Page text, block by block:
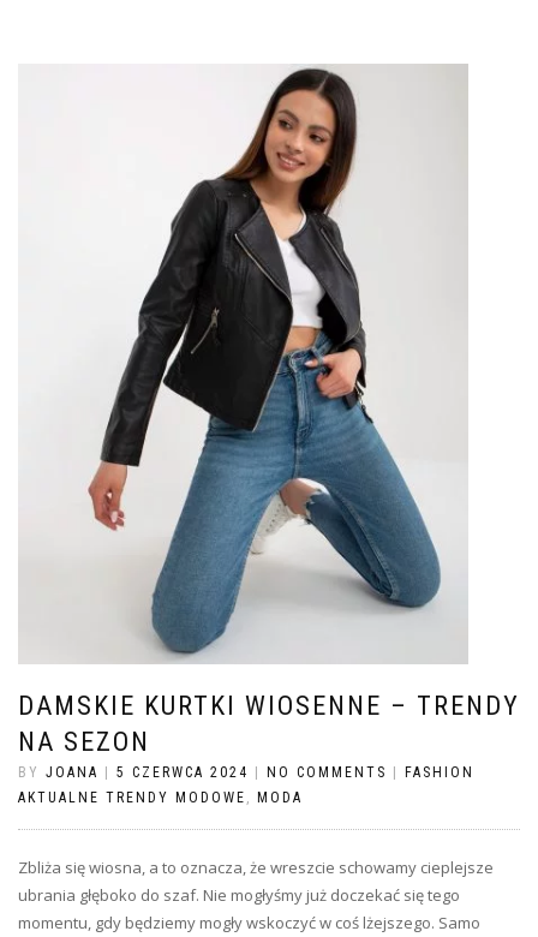
DAMSKIE KURTKI WIOSENNE – TRENDY
NA SEZON
BY JOANA | 5 CZERWCA 2024 | NO COMMENTS | FASHION
AKTUALNE TRENDY MODOWE
MODA
Zbliża się wiosna, a to oznacza, że wreszcie schowamy cieplejsze
ubrania głęboko do szaf. Nie mogłyśmy już doczekać się tego
momentu, gdy będziemy mogły wskoczyć w coś lżejszego. Samo